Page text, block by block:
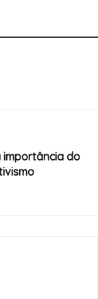
importância do